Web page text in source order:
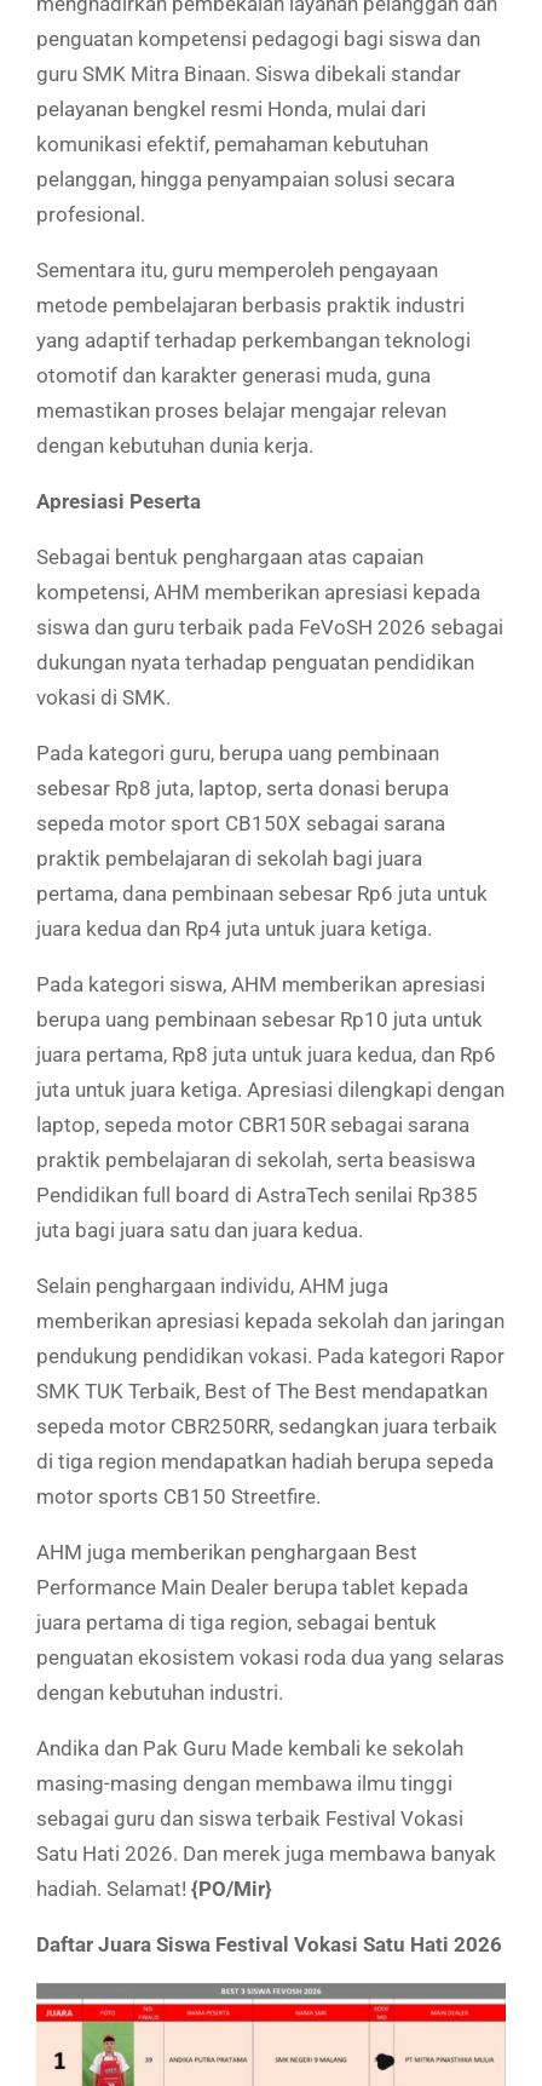
penguatan kompetensi pedagogi bagi siswa dan
guru SMK Mitra Binaan. Siswa dibekali standar
pelayanan bengkel resmi Honda, mulai dari
komunikasi efektif, pemahaman kebutuhan
pelanggan, hingga penyampaian solusi secara
profesional.
Sementara itu, guru memperoleh pengayaan
metode pembelajaran berbasis praktik industri
yang adaptif terhadap perkembangan teknologi
otomotif dan karakter generasi muda, guna
memastikan proses belajar mengajar relevan
dengan kebutuhan dunia kerja.
Apresiasi Peserta
Sebagai bentuk penghargaan atas capaian
kompetensi, AHM memberikan apresiasi kepada
siswa dan guru terbaik pada FeVoSH 2026 sebagai
dukungan nyata terhadap penguatan pendidikan
vokasi di SMK.
Pada kategori guru, berupa uang pembinaan
sebesar Rp8 juta, laptop, serta donasi berupa
sepeda motor sport CB150X sebagai sarana
praktik pembelajaran di sekolah bagi juara
pertama, dana pembinaan sebesar Rp6 juta untuk
juara kedua dan Rp4 juta untuk juara ketiga.
Pada kategori siswa, AHM memberikan apresiasi
berupa uang pembinaan sebesar Rp10 juta untuk
juara pertama, Rp8 juta untuk juara kedua, dan Rp6
juta untuk juara ketiga. Apresiasi dilengkapi dengan
laptop, sepeda motor CBR150R sebagai sarana
praktik pembelajaran di sekolah, serta beasiswa
Pendidikan full board di AstraTech senilai Rp385
juta bagi juara satu dan juara kedua.
Selain penghargaan individu, AHM juga
memberikan apresiasi kepada sekolah dan jaringan
pendukung pendidikan vokasi. Pada kategori Rapor
SMK TUK Terbaik, Best of The Best mendapatkan
sepeda motor CBR250RR, sedangkan juara terbaik
di tiga region mendapatkan hadiah berupa sepeda
motor sports CB150 Streetfire.
AHM juga memberikan penghargaan Best
Performance Main Dealer berupa tablet kepada
juara pertama di tiga region, sebagai bentuk
penguatan ekosistem vokasi roda dua yang selaras
dengan kebutuhan industri.
Andika dan Pak Guru Made kembali ke sekolah
masing-masing dengan membawa ilmu tinggi
sebagai guru dan siswa terbaik Festival Vokasi
Satu Hati 2026. Dan merek juga membawa banyak
hadiah. Selamat! {PO/Mir}
Daftar Juara Siswa Festival Vokasi Satu Hati 2026